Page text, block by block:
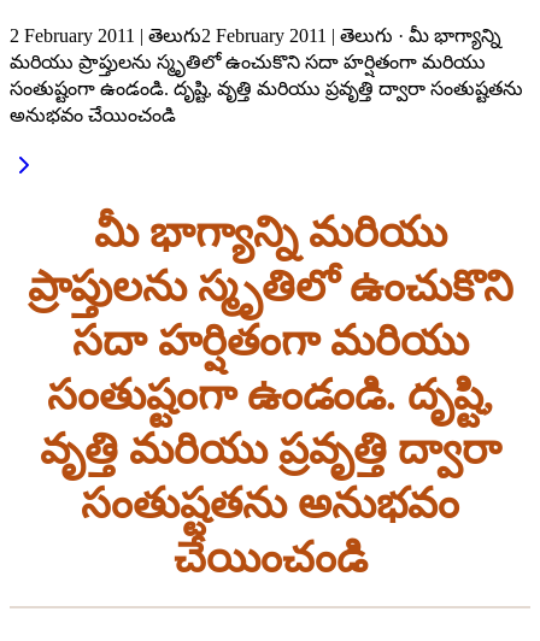
2 February 2011 | తెలుగు2 February 2011 | తెలుగు · మీ భాగ్యాన్ని
మరియు ప్రాప్తులను స్మృతిలో ఉంచుకొని సదా హర్షితంగా మరియు
సంతుష్టంగా ఉండండి. దృష్టి, వృత్తి మరియు ప్రవృత్తి ద్వారా సంతుష్టతను
అనుభవం చేయించండి
మీ భాగ్యాన్ని మరియు
ప్రాప్తులను స్మృతిలో ఉంచుకొని
సదా హర్షితంగా మరియు
సంతుష్టంగా ఉండండి. దృష్టి,
వృత్తి మరియు ప్రవృత్తి ద్వారా
సంతుష్టతను అనుభవం
చేయించండి